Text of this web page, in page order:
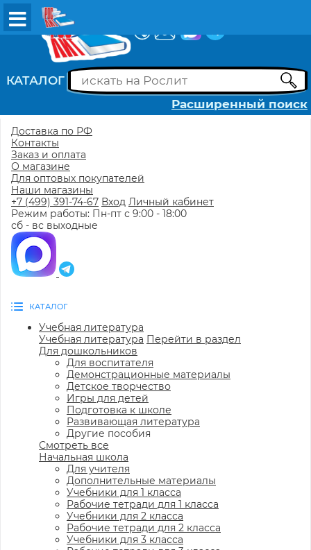
КАТАЛОГ
Расширенный поиск
Доставка по РФ
Контакты
Заказ и оплата
О магазине
Для оптовых покупателей
Наши магазины
+7 (499) 391-74-67 Вход Личный кабинет
Режим работы: Пн-пт с 9:00 - 18:00
сб - вс выходные
КАТАЛОГ
Учебная литература
Учебная литература Перейти в раздел
Для дошкольников
Для воспитателя
Демонстрационные материалы
Детское творчество
Игры для детей
Подготовка к школе
Развивающая литература
Другие пособия
Смотреть все
Начальная школа
Для учителя
Дополнительные материалы
Учебники для 1 класса
Рабочие тетради для 1 класса
Учебники для 2 класса
Рабочие тетради для 2 класса
Учебники для 3 класса